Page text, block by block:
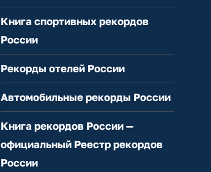
Книга спортивных рекордов
России
Рекорды отелей России
Автомобильные рекорды России
Книга рекордов России —
официальный Реестр рекордов
России